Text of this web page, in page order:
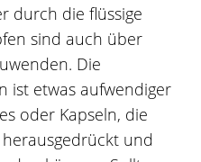
durch die flüssige
sind auch über
Die
ist etwas aufwendiger
oder Kapseln, die
und